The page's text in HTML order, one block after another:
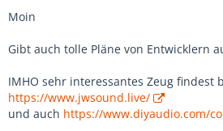
Moin
Gibt auch tolle Pläne von Entwicklern
IMHO sehr interessantes Zeug findest
https://www.jwsound.live/
und auch https://www.diyaudio.com/